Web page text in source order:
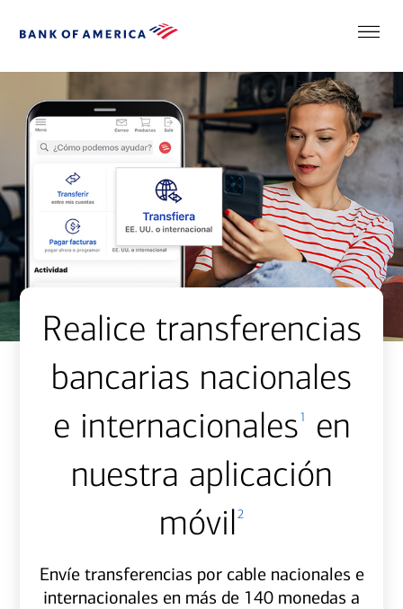
Realice transferencias
bancarias nacionales
e internacionales1
en
nuestra aplicación
móvil2
Envíe transferencias por cable nacionales e
internacionales en más de 140 monedas a